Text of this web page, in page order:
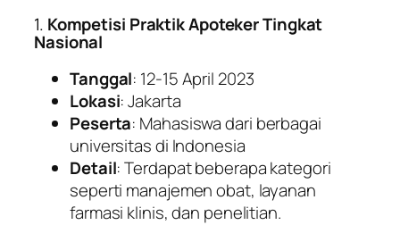
1. Kompetisi Praktik Apoteker Tingkat
Nasional
Tanggal: 12-15 April 2023
Lokasi: Jakarta
Peserta: Mahasiswa dari berbagai
universitas di Indonesia
Detail: Terdapat beberapa kategori
seperti manajemen obat, layanan
farmasi klinis, dan penelitian.